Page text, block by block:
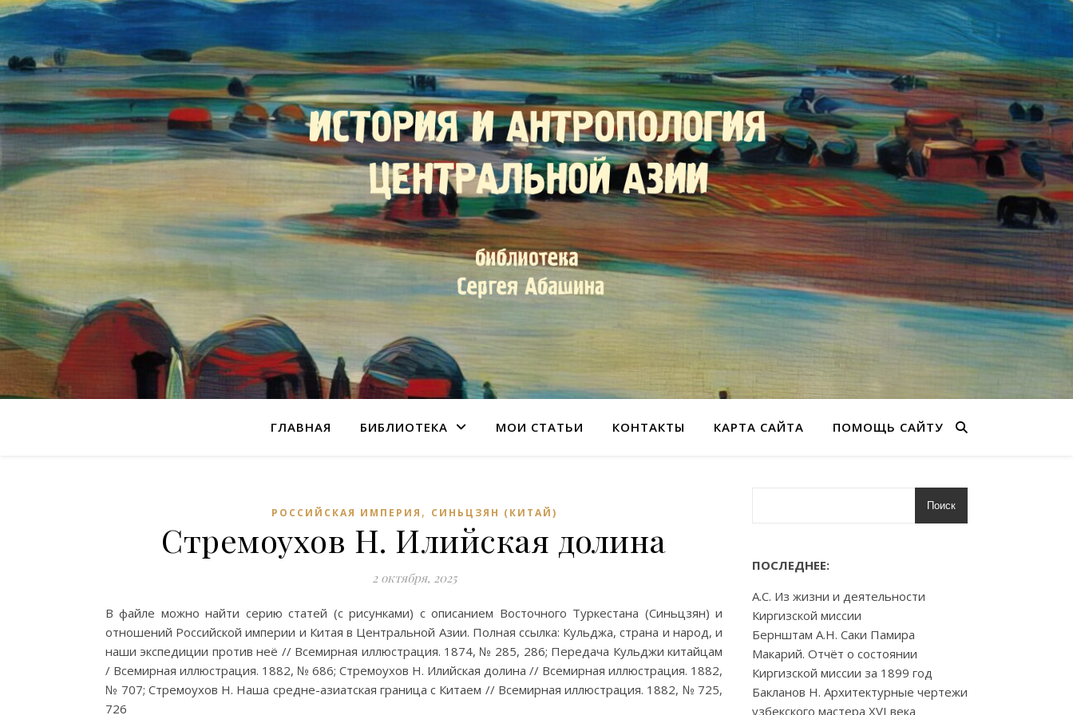
ГЛАВНАЯ БИБЛИОТЕКА МОИ СТАТЬИ КОНТАКТЫ КАРТА САЙТА ПОМОЩЬ САЙТУ
РОССИЙСКАЯ ИМПЕРИЯ , СИНЬЦЗЯН (КИТАЙ)
Стремоухов Н. Илийская долина
2 октября, 2025
В файле можно найти серию статей (с рисунками) с описанием Восточного Туркестана (Синьцзян) и
отношений Российской империи и Китая в Центральной Азии. Полная ссылка: Кульджа, страна и народ, и
наши экспедиции против неё // Всемирная иллюстрация. 1874, № 285, 286; Передача Кульджи китайцам
/ Всемирная иллюстрация. 1882, № 686; Стремоухов Н. Илийская долина // Всемирная иллюстрация. 1882,
№ 707; Стремоухов Н. Наша средне-азиатская граница с Китаем // Всемирная иллюстрация. 1882, № 725,
726
Поиск
ПОСЛЕДНЕЕ:
А.С. Из жизни и деятельности
Киргизской миссии
Бернштам А.Н. Саки Памира
Макарий. Отчёт о состоянии
Киргизской миссии за 1899 год
Бакланов Н. Архитектурные чертежи
узбекского мастера XVI века